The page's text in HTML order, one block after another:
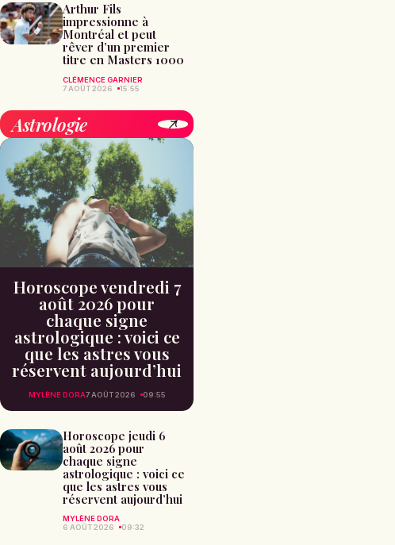
Arthur Fils
impressionne à
Montréal et peut
rêver d’un premier
titre en Masters 1000
CLÉMENCE GARNIER
7 AOÛT 2026
15:55
Astrologie
Horoscope vendredi 7
août 2026 pour
chaque signe
astrologique : voici ce
que les astres vous
réservent aujourd’hui
MYLÈNE DORA7 AOÛT 2026 09:55
Horoscope jeudi 6
août 2026 pour
chaque signe
astrologique : voici ce
que les astres vous
réservent aujourd’hui
MYLÈNE DORA
6 AOÛT 2026
09:32